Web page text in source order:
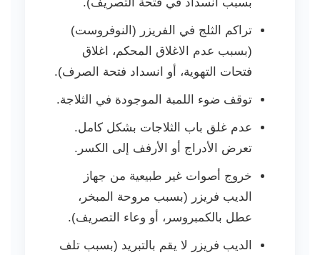
تراكم الثلج في الفريزر (النوفروست)
(بسبب عدم الاغلاق المحكم، اغلاق
فتحات التهوية، أو انسداد فتحة الصرف).
توقف ضوء اللمبة الموجودة في الثلاجة.
عدم غلق باب الثلاجات بشكل كامل.
تعرض الأدراج أو الأرفف إلى الكسر.
خروج أصوات غير طبيعية من جهاز
الديب فريزر (بسبب مروحة المبخر،
عطل بالكمبروسر، أو وعاء التصريف).
الديب فريزر لا يقم بالتبريد (بسبب تلف